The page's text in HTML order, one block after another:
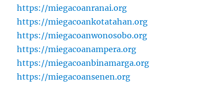
https://miegacoanranai.org
https://miegacoankotatahan.org
https://miegacoanwonosobo.org
https://miegacoanampera.org
https://miegacoanbinamarga.org
https://miegacoansenen.org